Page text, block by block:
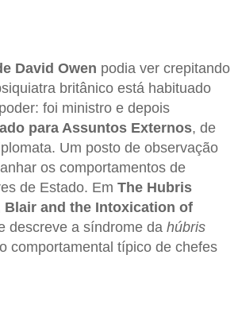
David Owen podia ver crepitando
britânico está habituado
foi ministro e depois
para Assuntos Externos, de
Um posto de observação
os comportamentos de
de Estado. Em The Hubris
Blair and the Intoxication of
descreve a síndrome da húbris
comportamental típico de chefes